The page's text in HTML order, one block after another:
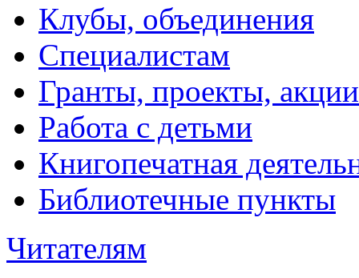
Клубы, объединения
Специалистам
Гранты, проекты, акции
Работа с детьми
Книгопечатная
Библиотечные пункты
Читателям